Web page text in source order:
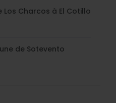
Los Charcos à El Cotillo
de Sotevento